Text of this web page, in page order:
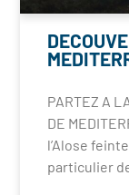
PARTEZ A
DE
l’Alose
particulier